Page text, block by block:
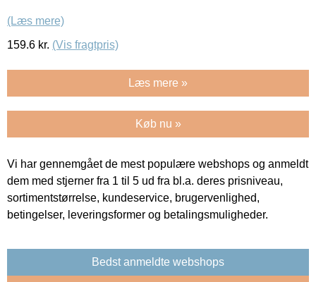
(Læs mere)
159.6 kr. (Vis fragtpris)
Læs mere »
Køb nu »
Vi har gennemgået de mest populære webshops og anmeldt
dem med stjerner fra 1 til 5 ud fra bl.a. deres prisniveau,
sortimentstørrelse, kundeservice, brugervenlighed,
betingelser, leveringsformer og betalingsmuligheder.
Bedst anmeldte webshops